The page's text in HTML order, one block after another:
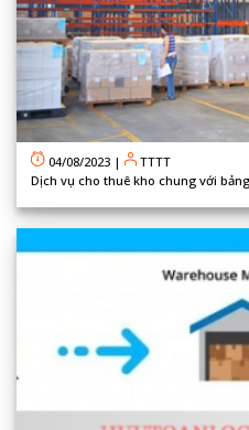
04/08/2023 |
TTTT
Dịch vụ cho thuê kho chung với